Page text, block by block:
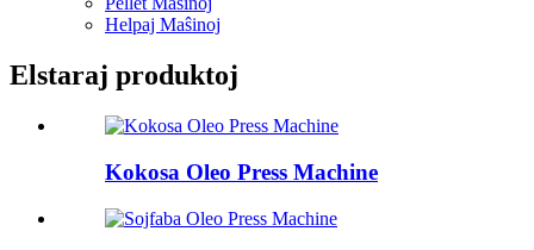
Helpaj Maŝinoj
Elstaraj produktoj
Kokosa Oleo Press Machine